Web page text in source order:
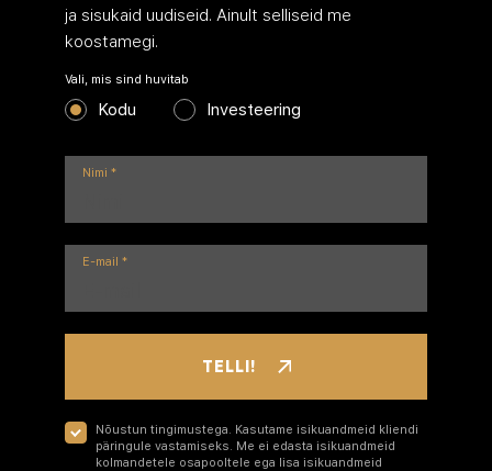
ja sisukaid uudiseid. Ainult selliseid me
koostamegi.
Vali, mis sind huvitab
Kodu Investeering
Nimi *
E-mail *
TELLI!
Nõustun tingimustega. Kasutame isikuandmeid kliendi
päringule vastamiseks. Me ei edasta isikuandmeid
kolmandetele osapooltele ega lisa isikuandmeid